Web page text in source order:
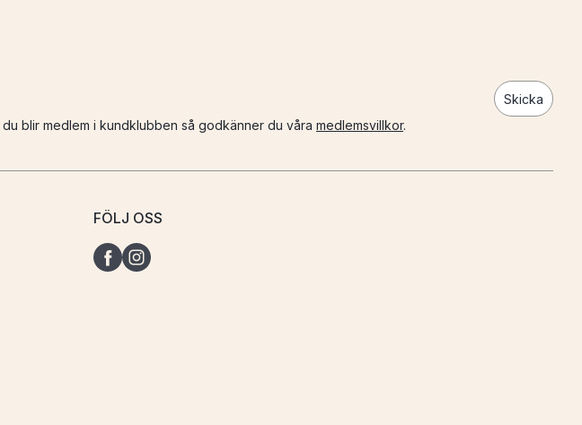
Skicka
du blir medlem i kundklubben så godkänner du våra medlemsvillkor.
FÖLJ OSS